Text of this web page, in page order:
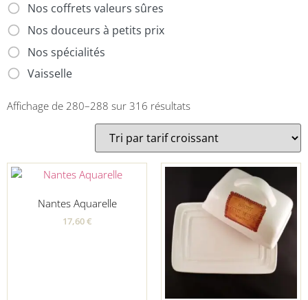
Nos coffrets valeurs sûres
Nos douceurs à petits prix
Nos spécialités
Vaisselle
Affichage de 280–288 sur 316 résultats
Nantes Aquarelle
17,60€